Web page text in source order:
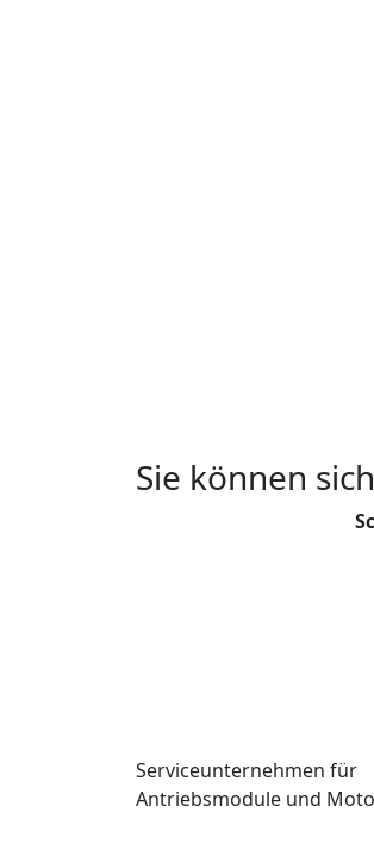
Sie können
Serviceunternehmen für
Antriebsmodule und